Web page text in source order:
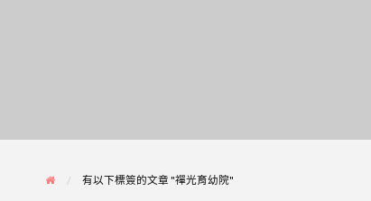
有以下標簽的文章 "禪光育幼院"